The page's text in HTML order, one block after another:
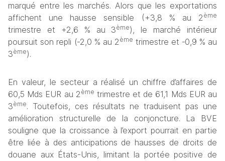
marqué entre les marchés. Alors que les exportations
affichent une hausse sensible (+3,8 % au 2ème
trimestre et +2,6 % au 3ème), le marché intérieur
poursuit son repli (‑2,0 % au 2ème trimestre et ‑0,9 % au
3ème).
En valeur, le secteur a réalisé un chiffre d’affaires de
60,5 Mds EUR au 2ème trimestre et de 61,1 Mds EUR au
3ème. Toutefois, ces résultats ne traduisent pas une
amélioration structurelle de la conjoncture. La BVE
souligne que la croissance à l’export pourrait en partie
être liée à des anticipations de hausses de droits de
douane aux États-Unis, limitant la portée positive de